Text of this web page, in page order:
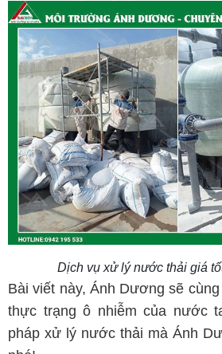
Dịch vụ xử lý nước thải giá
Bài viết này, Ánh Dương sẽ
thực trạng ô nhiễm của nước
pháp xử lý nước thải mà Ánh